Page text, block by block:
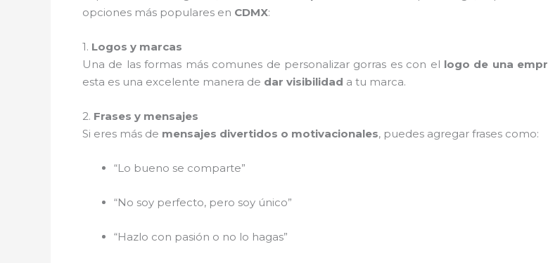
opciones más populares en CDMX:
1. Logos y marcas
Una de las formas más comunes de personalizar gorras es con el logo de una
esta es una excelente manera de dar visibilidad a tu marca.
2. Frases y mensajes
Si eres más de mensajes divertidos o motivacionales, puedes agregar frases como:
“Lo bueno se comparte”
“No soy perfecto, pero soy único”
“Hazlo con pasión o no lo hagas”